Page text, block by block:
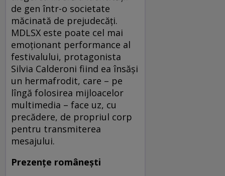
de gen într-o societate
măcinată de prejudecăți.
MDLSX este poate cel mai
emoționant performance al
festivalului, protagonista
Silvia Calderoni fiind ea însăși
un hermafrodit, care – pe
lîngă folosirea mijloacelor
multimedia – face uz, cu
precădere, de propriul corp
pentru transmiterea
mesajului.
Prezențe românești